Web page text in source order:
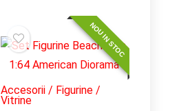
NOU IN STOC
Accesorii / Figurine /
Vitrine